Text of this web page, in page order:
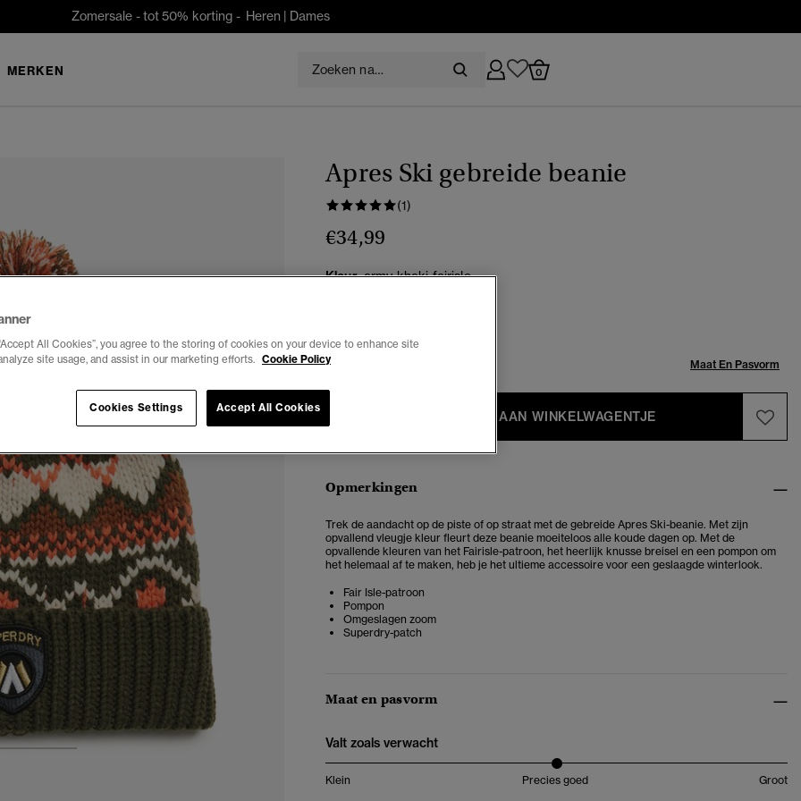
Zomersale - tot 50% korting - Heren | Dames
MERKEN 0
Apres Ski gebreide beanie
(1)
€34,99
Kleur:army khaki fairisle
Selecteren Maat: Maat En Pasvorm
TOEVOEGEN AAN WINKELWAGENTJE
Opmerkingen
Trek de aandacht op de piste of op straat met de gebreide Apres Ski-beanie. Met zijn
opvallend vleugje kleur fleurt deze beanie moeiteloos alle koude dagen op. Met de
opvallende kleuren van het Fairisle-patroon, het heerlijk knusse breisel en een pompon om
het helemaal af te maken, heb je het ultieme accessoire voor een geslaagde winterlook.
Fair Isle-patroon
Pompon
Omgeslagen zoom
Superdry-patch
Maat en pasvorm
Valt zoals verwacht
Klein Precies goed Groot
All Cookies”, you agree to the storing of cookies on your device to enhance site
site usage, and assist in our marketing efforts. Cookie Policy
Cookies Settings Accept All Cookies